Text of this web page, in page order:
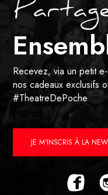
Recevez, via un petit
nos cadeaux exclusifs
#TheatreDePoche
JE M'INSCRIS À LA